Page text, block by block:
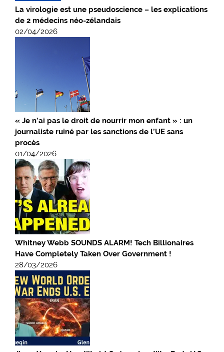
La virologie est une pseudoscience – les explications
de 2 médecins néo-zélandais
02/04/2026
« Je n’ai pas le droit de nourrir mon enfant » : un
journaliste ruiné par les sanctions de l’UE sans
procès
01/04/2026
Whitney Webb SOUNDS ALARM! Tech Billionaires
Have Completely Taken Over Government !
28/03/2026